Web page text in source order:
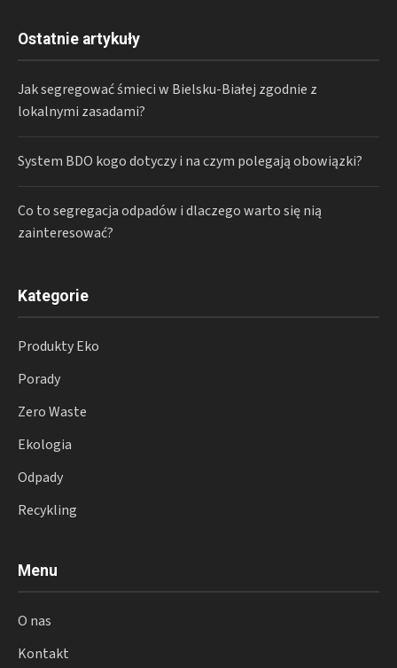
Ostatnie artykuły
Jak segregować śmieci w Bielsku-Białej zgodnie z
lokalnymi zasadami?
System BDO kogo dotyczy i na czym polegają obowiązki?
Co to segregacja odpadów i dlaczego warto się nią
zainteresować?
Kategorie
Produkty Eko
Porady
Zero Waste
Ekologia
Odpady
Recykling
Menu
O nas
Kontakt